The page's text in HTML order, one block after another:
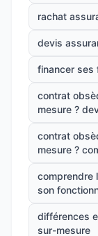
rachat
devis
financer ses
contrat
mesure ?
contrat
mesure ?
comprendre
son
différences
sur-mesure